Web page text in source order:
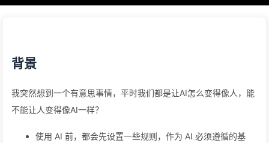
背景
我突然想到一个有意思事情，平时我们都是让AI怎么变得像人，能
不能让人变得像AI一样？
使用 AI 前，都会先设置一些规则，作为 AI 必须遵循的基